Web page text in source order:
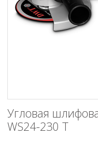
Угловая
WS24-230 T